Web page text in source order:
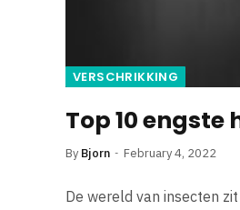
VERSCHRIKKING
Top 10
By Bjorn February 4, 2022
De wereld van insecten